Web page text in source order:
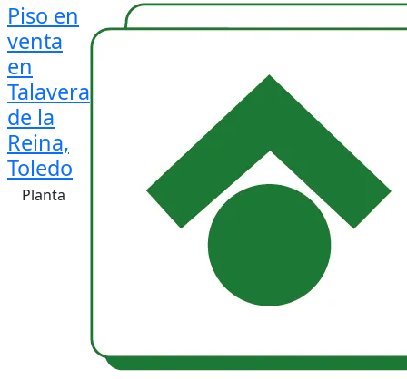
Piso en
venta
en
Talavera
de la
Reina,
Toledo
Planta